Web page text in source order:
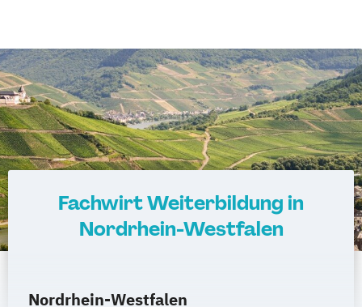
Fachwirt Weiterbildung in
Nordrhein-Westfalen
Nordrhein-Westfalen